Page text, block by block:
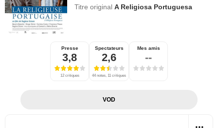
Titre originalA Religiosa Portuguesa
Presse
3,8
12 critiques
Spectateurs
2,6
44 notes, 11 critiques
Mes amis
--
VOD